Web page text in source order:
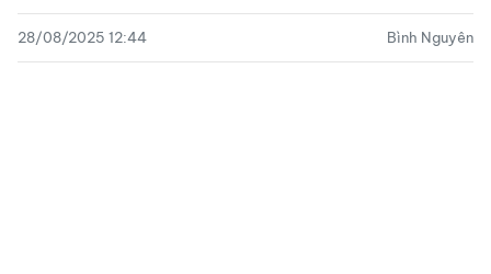
28/08/2025 12:44 Bình Nguyên